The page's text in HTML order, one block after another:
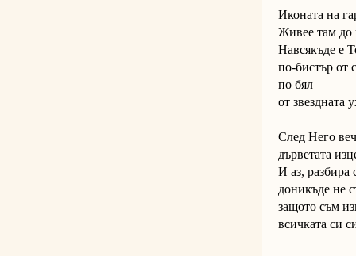
Иконата на
Живее там до
Навсякъде е
по-бистър от
по бял
от звездната
След Него
дърветата
И аз, разбира
доникъде не
защото съм
всичката си